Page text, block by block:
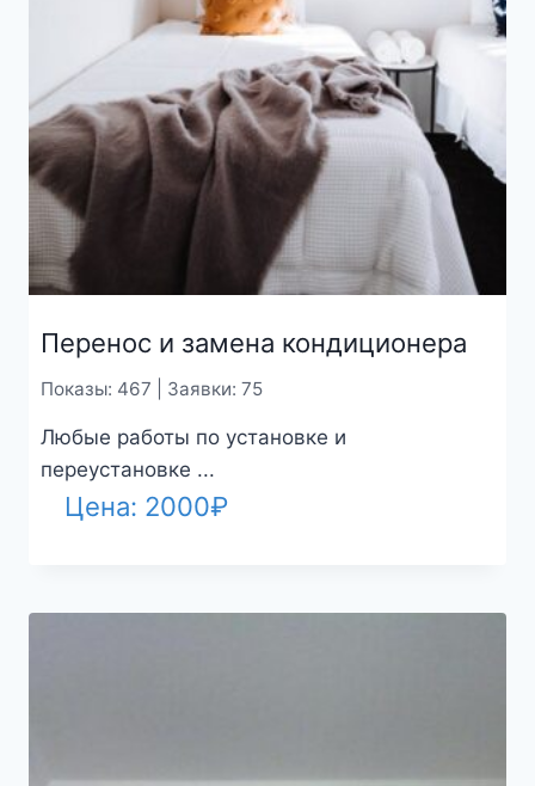
Перенос и замена кондиционера
Показы: 467 | Заявки: 75
Любые работы по установке и
переустановке ...
Цена: 2000₽